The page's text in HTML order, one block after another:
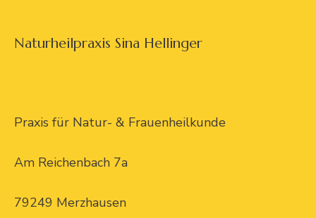
Naturheilpraxis Sina Hellinger
Praxis für Natur- & Frauenheilkunde
Am Reichenbach 7a
79249 Merzhausen